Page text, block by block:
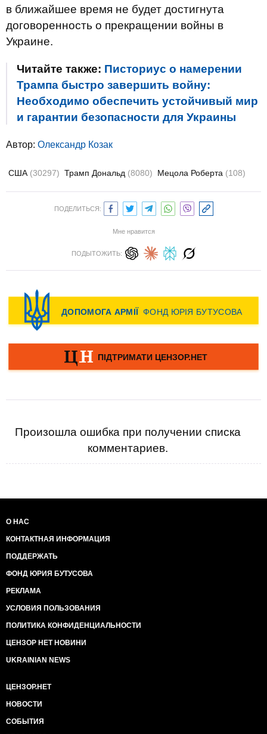
в ближайшее время не будет достигнута
договоренность о прекращении войны в
Украине.
Читайте также: Писториус о намерении
Трампа быстро завершить войну:
Необходимо обеспечить устойчивый мир
и гарантии безопасности для Украины
Автор: Олександр Козак
США (30297) Трамп Дональд (8080) Мецола Роберта (108)
ПОДЕЛИТЬСЯ:
Мне нравится
ПОДЫТОЖИТЬ:
Произошла ошибка при получении списка
комментариев.
О НАС
КОНТАКТНАЯ ИНФОРМАЦИЯ
ПОДДЕРЖАТЬ
ФОНД ЮРИЯ БУТУСОВА
РЕКЛАМА
УСЛОВИЯ ПОЛЬЗОВАНИЯ
ПОЛИТИКА КОНФИДЕНЦИАЛЬНОСТИ
ЦЕНЗОР НЕТ НОВИНИ
UKRAINIAN NEWS
ЦЕНЗОР.НЕТ
НОВОСТИ
СОБЫТИЯ